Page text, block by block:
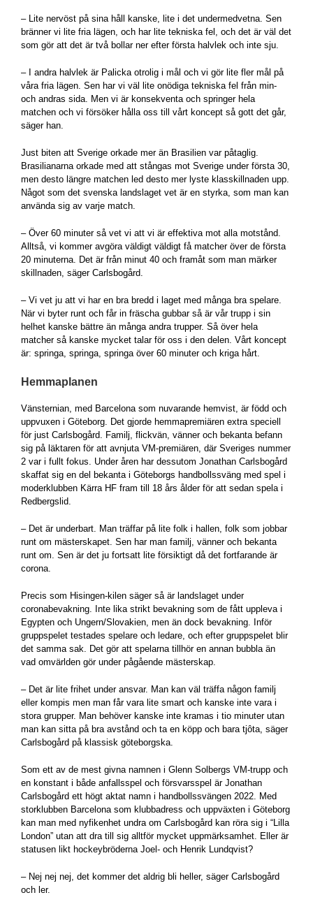
– Lite nervöst på sina håll kanske, lite i det undermedvetna. Sen
bränner vi lite fria lägen, och har lite tekniska fel, och det är väl det
som gör att det är två bollar ner efter första halvlek och inte sju.
– I andra halvlek är Palicka otrolig i mål och vi gör lite fler mål på
våra fria lägen. Sen har vi väl lite onödiga tekniska fel från min-
och andras sida. Men vi är konsekventa och springer hela
matchen och vi försöker hålla oss till vårt koncept så gott det går,
säger han.
Just biten att Sverige orkade mer än Brasilien var påtaglig.
Brasilianarna orkade med att stångas mot Sverige under första 30,
men desto längre matchen led desto mer lyste klasskillnaden upp.
Något som det svenska landslaget vet är en styrka, som man kan
använda sig av varje match.
– Över 60 minuter så vet vi att vi är effektiva mot alla motstånd.
Alltså, vi kommer avgöra väldigt väldigt få matcher över de första
20 minuterna. Det är från minut 40 och framåt som man märker
skillnaden, säger Carlsbogård.
– Vi vet ju att vi har en bra bredd i laget med många bra spelare.
När vi byter runt och får in fräscha gubbar så är vår trupp i sin
helhet kanske bättre än många andra trupper. Så över hela
matcher så kanske mycket talar för oss i den delen. Vårt koncept
är: springa, springa, springa över 60 minuter och kriga hårt.
Hemmaplanen
Vänsternian, med Barcelona som nuvarande hemvist, är född och
uppvuxen i Göteborg. Det gjorde hemmapremiären extra speciell
för just Carlsbogård. Familj, flickvän, vänner och bekanta befann
sig på läktaren för att avnjuta VM-premiären, där Sveriges nummer
2 var i fullt fokus. Under åren har dessutom Jonathan Carlsbogård
skaffat sig en del bekanta i Göteborgs handbollssväng med spel i
moderklubben Kärra HF fram till 18 års ålder för att sedan spela i
Redbergslid.
– Det är underbart. Man träffar på lite folk i hallen, folk som jobbar
runt om mästerskapet. Sen har man familj, vänner och bekanta
runt om. Sen är det ju fortsatt lite försiktigt då det fortfarande är
corona.
Precis som Hisingen-kilen säger så är landslaget under
coronabevakning. Inte lika strikt bevakning som de fått uppleva i
Egypten och Ungern/Slovakien, men än dock bevakning. Inför
gruppspelet testades spelare och ledare, och efter gruppspelet blir
det samma sak. Det gör att spelarna tillhör en annan bubbla än
vad omvärlden gör under pågående mästerskap.
– Det är lite frihet under ansvar. Man kan väl träffa någon familj
eller kompis men man får vara lite smart och kanske inte vara i
stora grupper. Man behöver kanske inte kramas i tio minuter utan
man kan sitta på bra avstånd och ta en köpp och bara tjôta, säger
Carlsbogård på klassisk göteborgska.
Som ett av de mest givna namnen i Glenn Solbergs VM-trupp och
en konstant i både anfallsspel och försvarsspel är Jonathan
Carlsbogård ett högt aktat namn i handbollssvängen 2022. Med
storklubben Barcelona som klubbadress och uppväxten i Göteborg
kan man med nyfikenhet undra om Carlsbogård kan röra sig i “Lilla
London” utan att dra till sig alltför mycket uppmärksamhet. Eller är
statusen likt hockeybröderna Joel- och Henrik Lundqvist?
– Nej nej nej, det kommer det aldrig bli heller, säger Carlsbogård
och ler.